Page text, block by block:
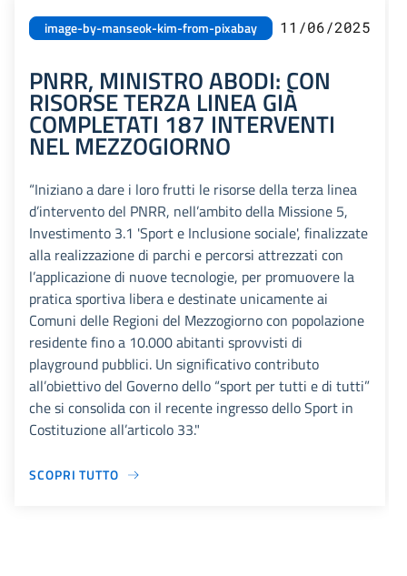
image-by-manseok-kim-from-pixabay 11/06/2025
PNRR, MINISTRO ABODI: CON
RISORSE TERZA LINEA GIÀ
COMPLETATI 187 INTERVENTI
NEL MEZZOGIORNO
“Iniziano a dare i loro frutti le risorse della terza linea
d’intervento del PNRR, nell’ambito della Missione 5,
Investimento 3.1 'Sport e Inclusione sociale', finalizzate
alla realizzazione di parchi e percorsi attrezzati con
l’applicazione di nuove tecnologie, per promuovere la
pratica sportiva libera e destinate unicamente ai
Comuni delle Regioni del Mezzogiorno con popolazione
residente fino a 10.000 abitanti sprovvisti di
playground pubblici. Un significativo contributo
all’obiettivo del Governo dello “sport per tutti e di tutti”
che si consolida con il recente ingresso dello Sport in
Costituzione all’articolo 33."
SCOPRI TUTTO